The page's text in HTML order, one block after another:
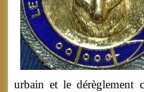
urbain et le dérèglement